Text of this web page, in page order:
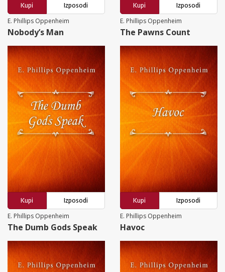
Kupi
Izposodi
E. Phillips Oppenheim
Nobody’s Man
Kupi
Izposodi
E. Phillips Oppenheim
The Pawns Count
Kupi
Izposodi
E. Phillips Oppenheim
The Dumb Gods Speak
Kupi
Izposodi
E. Phillips Oppenheim
Havoc